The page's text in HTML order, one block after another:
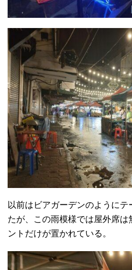
以前はビアガーデンのように
たが、この雨模様では屋外席は
ントだけが置かれている。